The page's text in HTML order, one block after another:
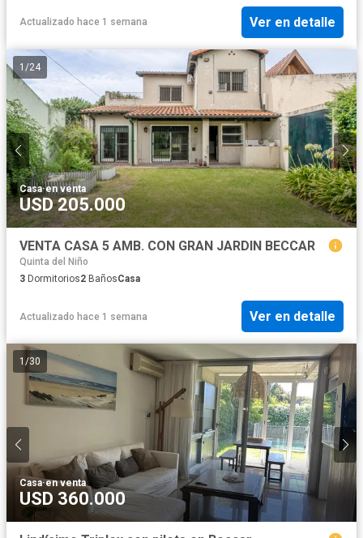
Actualizado hace 1 semana Ver en detalle
1 /24
Casa·en venta
USD 205.000
VENTA CASA 5 AMB. CON GRAN JARDIN BECCAR
Quinta del Niño
3 Dormitorios2 BañosCasa
Actualizado hace 1 semana Ver en detalle
1 /30
Casa·en venta
USD 360.000